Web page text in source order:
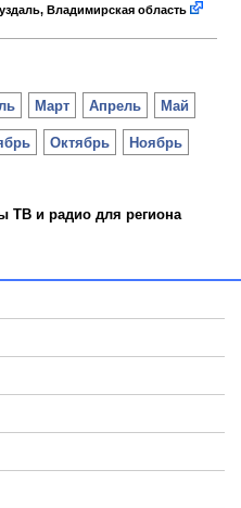
Владимирская область
Март Апрель Май
Октябрь Ноябрь
ТВ и радио для региона